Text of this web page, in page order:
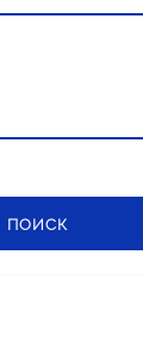
ПОИСК